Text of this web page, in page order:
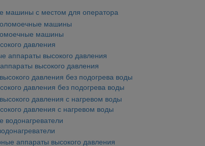
машины с местом для оператора
машины
давления
высокого давления
давления без подогрева воды
давления с нагревом воды